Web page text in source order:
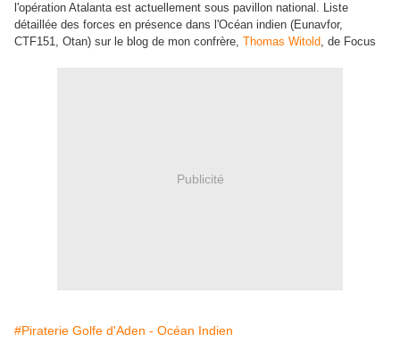
l'opération Atalanta est actuellement sous pavillon national. Liste
détaillée des forces en présence dans l'Océan indien (Eunavfor,
CTF151, Otan) sur le blog de mon confrère, Thomas Witold, de Focus
Publicité
#Piraterie Golfe d'Aden - Océan Indien